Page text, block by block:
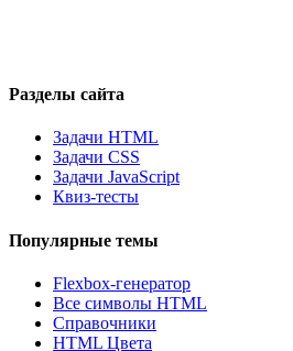
Разделы сайта
Задачи HTML
Задачи CSS
Задачи JavaScript
Квиз-тесты
Популярные темы
Flexbox-генератор
Все символы HTML
Справочники
HTML Цвета